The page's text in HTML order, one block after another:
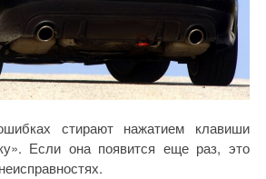
стирают нажатием клавиши
Если она появится еще раз, это